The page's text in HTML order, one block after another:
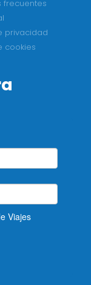
frecuentes
privacidad
cookies